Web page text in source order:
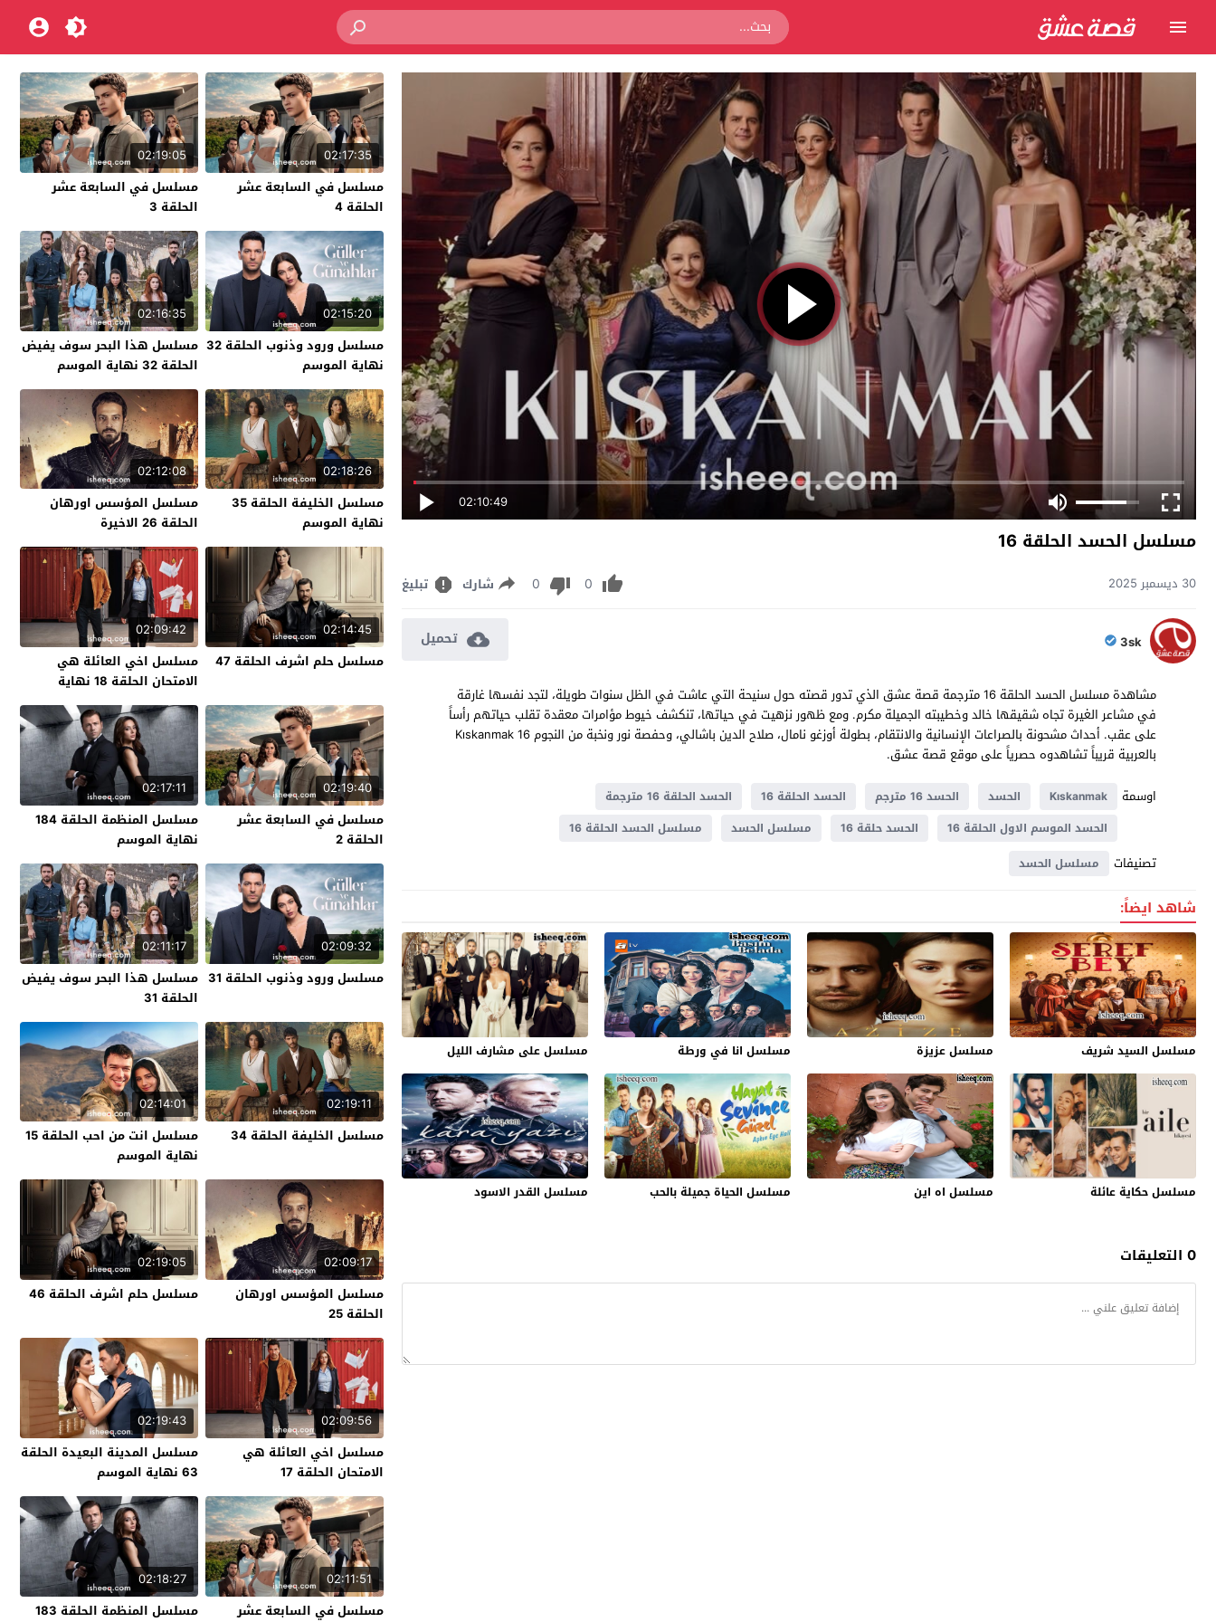
02:10:49
مسلسل الحسد الحلقة 16
30 ديسمبر 2025 0
0 شارك تبليغ
3sk تحميل
مشاهدة مسلسل الحسد الحلقة 16 مترجمة قصة عشق الذي تدور قصته حول سنيحة التي عاشت في الظل سنوات طويلة، لتجد نفسها غارقة
في مشاعر الغيرة تجاه شقيقها خالد وخطيبته الجميلة مكرم. ومع ظهور نزهيت في حياتها، تنكشف خيوط مؤامرات معقدة تقلب حياتهم رأساً
على عقب. أحداث مشحونة بالصراعات الإنسانية والانتقام، بطولة أوزغو نامال، صلاح الدين باشالي، وحفصة نور ونخبة من النجوم Kıskanmak 16
بالعربية قريباً تشاهدوه حصرياً على موقع قصة عشق.
اوسمة
Kıskanmak الحسد الحسد 16 مترجم الحسد الحلقة 16
الحسد الحلقة 16 مترجمة
الحسد الموسم الاول الحلقة 16
الحسد حلقة 16 مسلسل الحسد مسلسل الحسد الحلقة 16
تصنيفات مسلسل الحسد
شاهد ايضاً:
مسلسل السيد شريف مسلسل عزيزة مسلسل انا في ورطة مسلسل على مشارف الليل
مسلسل حكاية عائلة مسلسل اه اين مسلسل الحياة جميلة بالحب مسلسل القدر الاسود
0 التعليقات
02:17:35
مسلسل في السابعة عشر
الحلقة 4
02:19:05
مسلسل في السابعة عشر
الحلقة 3
02:15:20
مسلسل ورود وذنوب الحلقة 32
نهاية الموسم
02:16:35
مسلسل هذا البحر سوف يفيض
الحلقة 32 نهاية الموسم
02:18:26
مسلسل الخليفة الحلقة 35
نهاية الموسم
02:12:08
مسلسل المؤسس اورهان
الحلقة 26 الاخيرة
02:14:45
مسلسل حلم اشرف الحلقة 47
02:09:42
مسلسل اخي العائلة هي
الامتحان الحلقة 18 نهاية
الموسم
02:19:40
مسلسل في السابعة عشر
الحلقة 2
02:17:11
مسلسل المنظمة الحلقة 184
نهاية الموسم
02:09:32
مسلسل ورود وذنوب الحلقة 31
02:11:17
مسلسل هذا البحر سوف يفيض
الحلقة 31
02:19:11
مسلسل الخليفة الحلقة 34
02:14:01
مسلسل انت من احب الحلقة 15
نهاية الموسم
02:09:17
مسلسل المؤسس اورهان
الحلقة 25
02:19:05
مسلسل حلم اشرف الحلقة 46
02:09:56
مسلسل اخي العائلة هي
الامتحان الحلقة 17
02:19:43
مسلسل المدينة البعيدة الحلقة
63 نهاية الموسم
02:11:51
مسلسل في السابعة عشر
02:18:27
مسلسل المنظمة الحلقة 183